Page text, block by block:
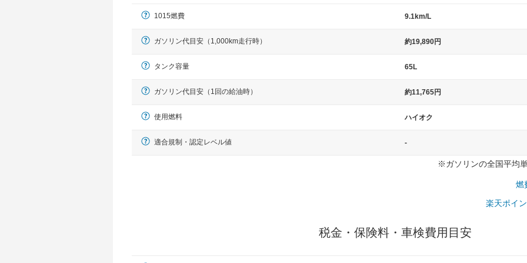
1015燃費 9.1km/L
ガソリン代目安（1,000km走行時） 約19,890円
タンク容量 65L
ガソリン代目安（1回の給油時） 約11,765円
使用燃料 ハイオク
適合規制・認定レベル値 -
※ガソリンの全国平均
燃
楽天ポイ
税金・保険料・車検費用目安